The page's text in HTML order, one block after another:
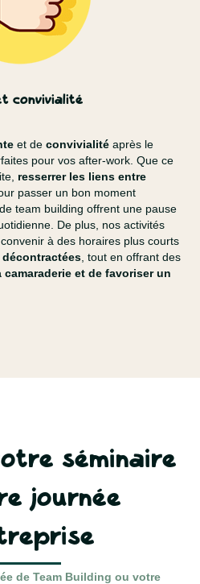
convivialité
et deconvivialité après le
pour vos after-work. Que ce
resserrer les liens entre
passer un bon moment
team building offrent une pause
De plus, nos activités
à des horaires plus courts
, tout en offrant des
camaraderie et de favoriser un
séminaire
journée
de Team Building ou votre